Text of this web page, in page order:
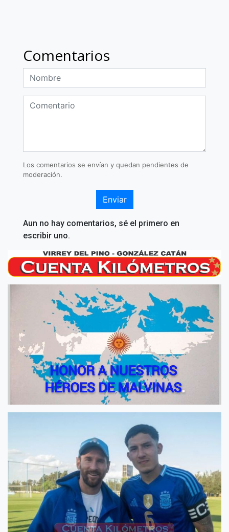
Comentarios
Los comentarios se envían y quedan pendientes de
moderación.
Enviar
Aun no hay comentarios, sé el primero en
escribir uno.